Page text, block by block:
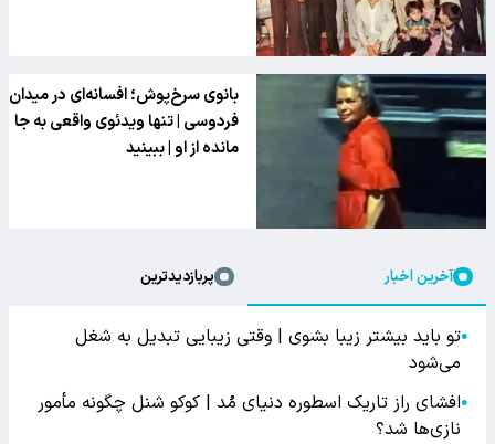
بانوی سرخ‌پوش؛ افسانه‌ای در میدان
فردوسی | تنها ویدئوی واقعی به جا
مانده از او | ببینید
آخرین اخبار پربازدیدترین
●تو باید بیشتر زیبا بشوی | وقتی زیبایی تبدیل به شغل
می‌شود
●افشای راز تاریک اسطوره دنیای مُد | کوکو شنل چگونه مأمور
نازی‌ها شد؟